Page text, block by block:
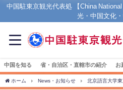
中国駐東京観光代表処 【China
光・中国文化
中国を知る 省・自治区・直轄市の紹介 お
ホーム News・お知らせ 北京語言大学